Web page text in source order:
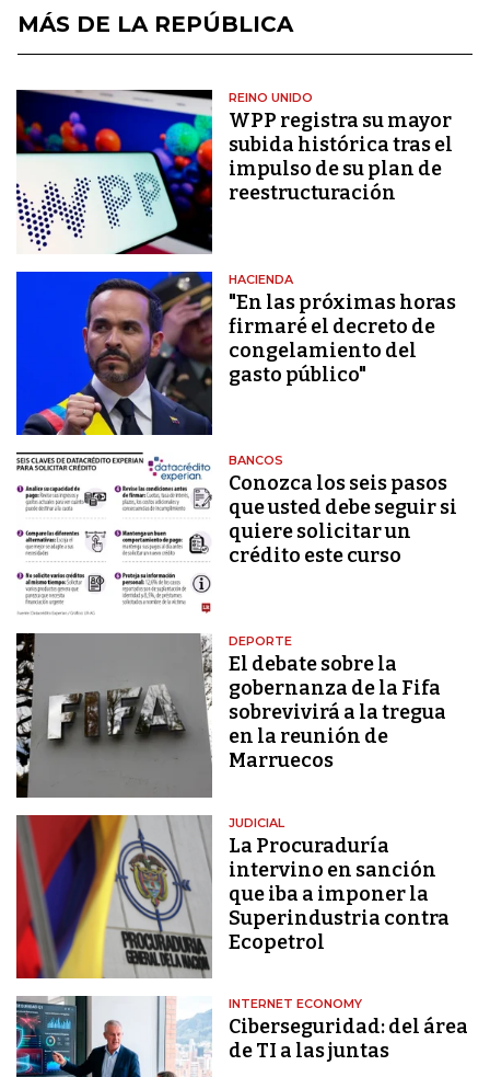
MÁS DE LA REPÚBLICA
REINO UNIDO
WPP registra su mayor
subida histórica tras el
impulso de su plan de
reestructuración
HACIENDA
"En las próximas horas
firmaré el decreto de
congelamiento del
gasto público"
BANCOS
Conozca los seis pasos
que usted debe seguir si
quiere solicitar un
crédito este curso
DEPORTE
El debate sobre la
gobernanza de la Fifa
sobrevivirá a la tregua
en la reunión de
Marruecos
JUDICIAL
La Procuraduría
intervino en sanción
que iba a imponer la
Superindustria contra
Ecopetrol
INTERNET ECONOMY
Ciberseguridad: del área
de TI a las juntas